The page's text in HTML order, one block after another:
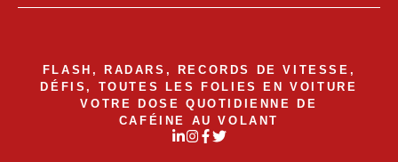
FLASH, RADARS, RECORDS DE VITESSE,
DÉFIS, TOUTES LES FOLIES EN VOITURE
VOTRE DOSE QUOTIDIENNE DE
CAFÉINE AU VOLANT